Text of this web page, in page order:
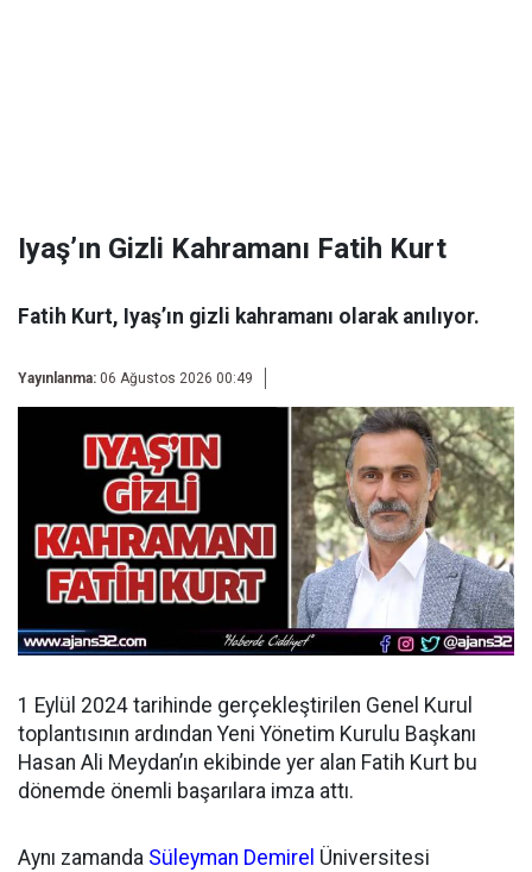
Iyaş’ın Gizli Kahramanı Fatih Kurt
Fatih Kurt, Iyaş’ın gizli kahramanı olarak anılıyor.
Yayınlanma: 06 Ağustos 2026 00:49
1 Eylül 2024 tarihinde gerçekleştirilen Genel Kurul
toplantısının ardından Yeni Yönetim Kurulu Başkanı
Hasan Ali Meydan’ın ekibinde yer alan Fatih Kurt bu
dönemde önemli başarılara imza attı.
Aynı zamanda Süleyman Demirel Üniversitesi